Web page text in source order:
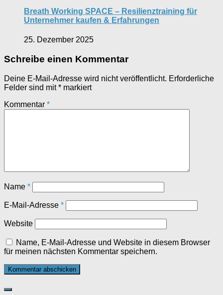
Breath Working SPACE – Resilienztraining für
Unternehmer kaufen & Erfahrungen
25. Dezember 2025
Schreibe einen Kommentar
Deine E-Mail-Adresse wird nicht veröffentlicht. Erforderliche
Felder sind mit* markiert
Kommentar *
Name *
E-Mail-Adresse *
Website
Name, E-Mail-Adresse und Website in diesem Browser
für meinen nächsten Kommentar speichern.